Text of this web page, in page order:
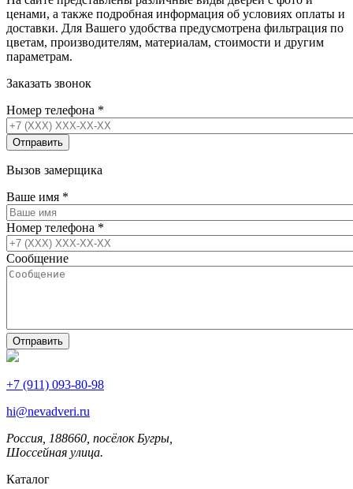
ценами, а также подробная информация об условиях оплаты и
доставки. Для Вашего удобства предусмотрена фильтрация по
цветам, производителям, материалам, стоимости и другим
параметрам.
Заказать звонок
Номер телефона *
Вызов замерщика
Ваше имя *
Номер телефона *
Сообщение
+7 (911) 093-80-98
hi@nevadveri.ru
Россия, 188660, посёлок Бугры,
Шоссейная улица.
Каталог